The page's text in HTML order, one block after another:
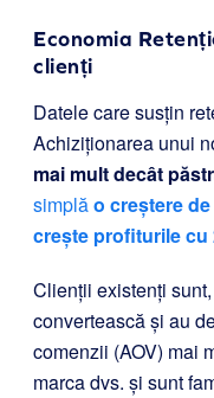
Economia
clienți
Datele care susțin
Achiziționarea unui
mai mult decât
simplăo creștere
crește profiturile cu
Clienții existenți
convertească și au
comenzii (AOV) mai
marca dvs. și sunt